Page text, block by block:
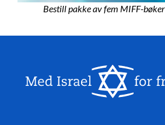
Bestill pakke av fem MIFF-